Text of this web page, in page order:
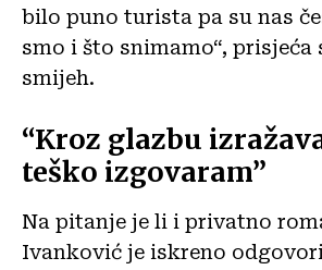
bilo puno turista pa su nas
smo i što snimamo“, prisjeća
smijeh.
“Kroz glazbu
teško izgovaram”
Na pitanje je li i privatno
Ivanković je iskreno